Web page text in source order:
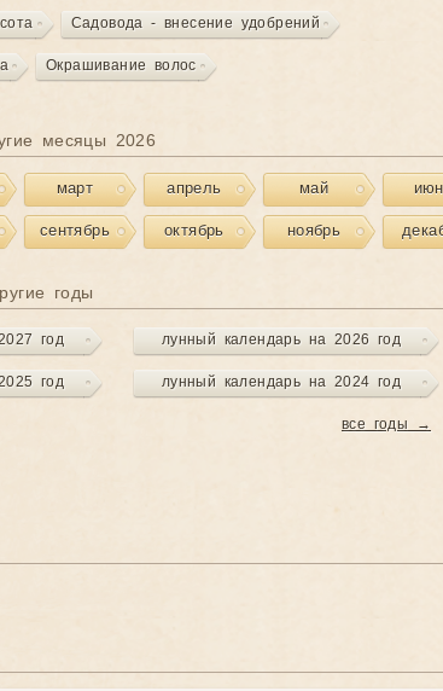
Садовода - внесение удобрений
Окрашивание волос
месяцы 2026
март апрель май
сентябрь октябрь ноябрь
годы
год лунный календарь на 2026 год
год лунный календарь на 2024 год
все годы →